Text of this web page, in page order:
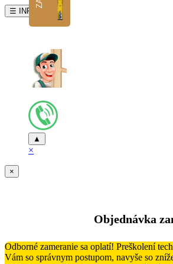
☰ INFO
▲
×
×
Objednávka
Odborné zameranie sa oplatí! Preškolení
Vám so správnym postupom, navyše so